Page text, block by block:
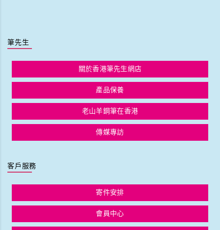
筆先生
關於香港筆先生網店
產品保養
老山羊鋼筆在香港
傳媒專訪
客戶服務
寄件安排
會員中心